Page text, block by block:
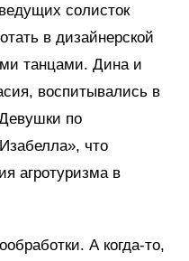
солисток
в дизайнерской
танцами. Дина и
воспитывались в
по
что
агротуризма в
А когда-то,